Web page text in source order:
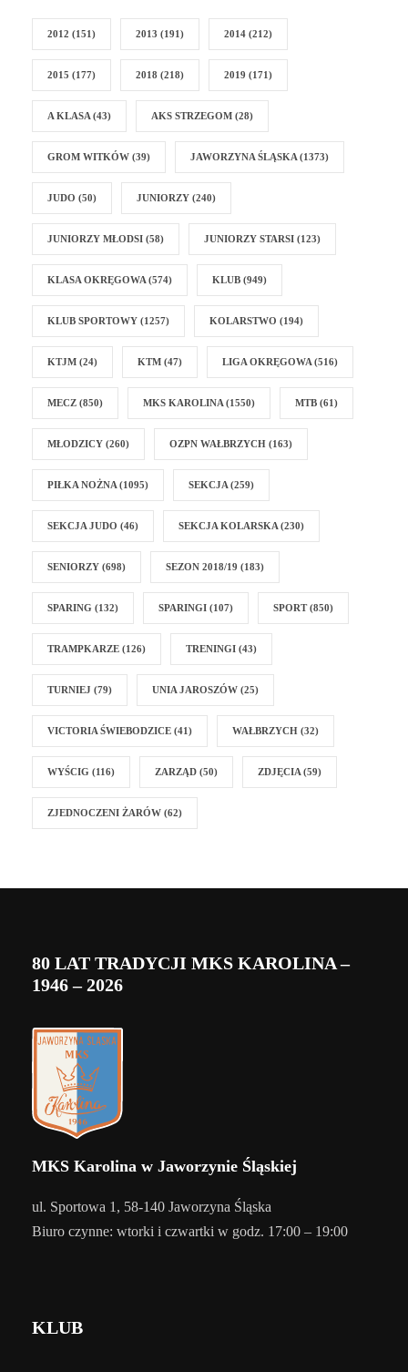
2012 (151) 2013 (191) 2014 (212)
2015 (177) 2018 (218) 2019 (171)
A KLASA (43) AKS STRZEGOM (28)
GROM WITKÓW (39) JAWORZYNA ŚLĄSKA (1373)
JUDO (50) JUNIORZY (240)
JUNIORZY MŁODSI (58) JUNIORZY STARSI (123)
KLASA OKRĘGOWA (574) KLUB (949)
KLUB SPORTOWY (1257) KOLARSTWO (194)
KTJM (24) KTM (47) LIGA OKRĘGOWA (516)
MECZ (850) MKS KAROLINA (1550) MTB (61)
MŁODZICY (260) OZPN WAŁBRZYCH (163)
PIŁKA NOŻNA (1095) SEKCJA (259)
SEKCJA JUDO (46) SEKCJA KOLARSKA (230)
SENIORZY (698) SEZON 2018/19 (183)
SPARING (132) SPARINGI (107) SPORT(850)
TRAMPKARZE (126) TRENINGI (43)
TURNIEJ (79) UNIA JAROSZÓW (25)
VICTORIA ŚWIEBODZICE (41) WAŁBRZYCH (32)
WYŚCIG (116) ZARZĄD (50) ZDJĘCIA (59)
ZJEDNOCZENI ŻARÓW (62)
80 LAT TRADYCJI MKS KAROLINA –
1946 – 2026
MKS Karolina w Jaworzynie Śląskiej
ul. Sportowa 1, 58-140 Jaworzyna Śląska
Biuro czynne: wtorki i czwartki w godz. 17:00 – 19:00
KLUB